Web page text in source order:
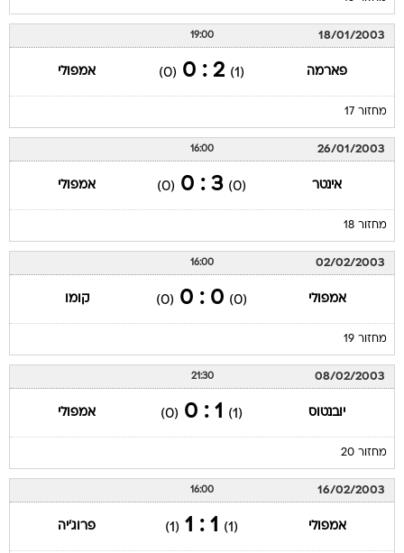
18/01/2003
19:00
פארמה (1)
2 : 0
(0) אמפולי
מחזור 17
26/01/2003
16:00
אינטר (0)
3 : 0
(0) אמפולי
מחזור 18
02/02/2003
16:00
אמפולי (0)
0 : 0
(0) קומו
מחזור 19
08/02/2003
21:30
יובנטוס (1)
1 : 0
(0) אמפולי
מחזור 20
16/02/2003
16:00
אמפולי (1)
1 : 1
(1) פרוג'יה